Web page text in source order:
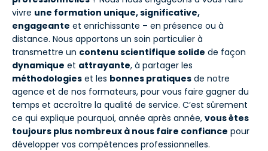
vivre une formation unique, significative,
engageante et enrichissante – en présence ou à
distance. Nous apportons un soin particulier à
transmettre un contenu scientifique solide de façon
dynamique et attrayante, à partager les
méthodologies et les bonnes pratiques de notre
agence et de nos formateurs, pour vous faire gagner du
temps et accroître la qualité de service. C’est sûrement
ce qui explique pourquoi, année après année, vous êtes
toujours plus nombreux à nous faire confiance pour
développer vos compétences professionnelles.